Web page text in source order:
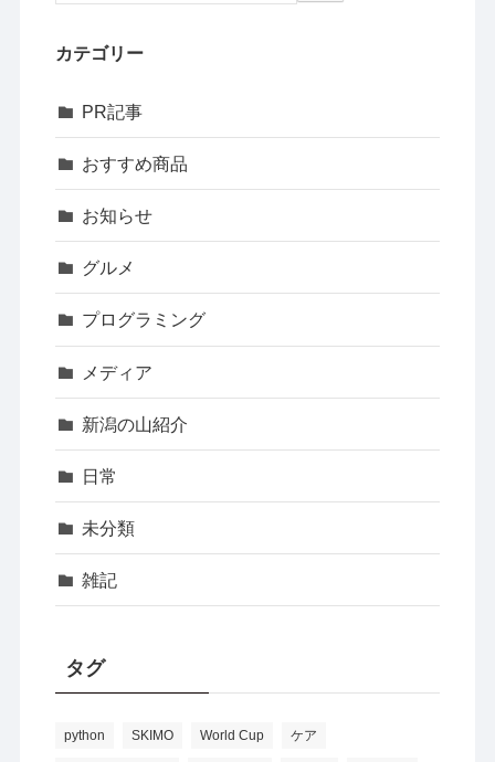
カテゴリー
PR記事
おすすめ商品
お知らせ
グルメ
プログラミング
メディア
新潟の山紹介
日常
未分類
雑記
タグ
python SKIMO World Cup ケア